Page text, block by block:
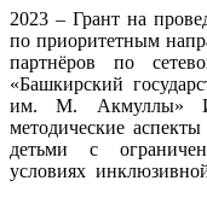
2023 – Грант на
по приоритетным
партнёров по
«Башкирский
им. М. Акмуллы»
методические
детьми с
условиях